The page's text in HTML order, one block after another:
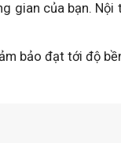
gian của bạn.
bảo đạt tới độ